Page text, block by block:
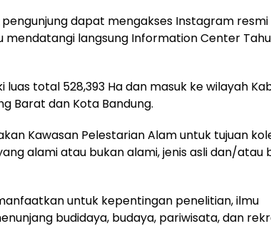
dapat mengakses Instagram resmi
langsung Information Center
luas total 528,393 Ha dan masuk ke wilayah
Barat dan Kota Bandung.
Kawasan Pelestarian Alam untuk tujuan
alami atau bukan alami, jenis asli dan/atau
untuk kepentingan penelitian, ilmu
budidaya, budaya, pariwisata, dan